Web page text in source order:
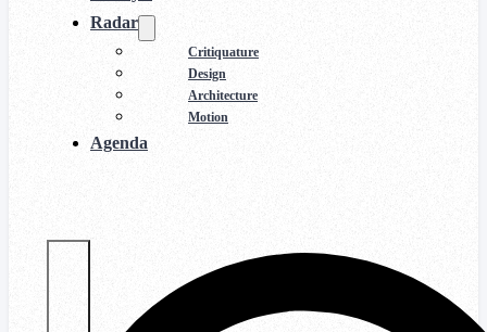
Radar
Critiquature
Design
Architecture
Motion
Agenda